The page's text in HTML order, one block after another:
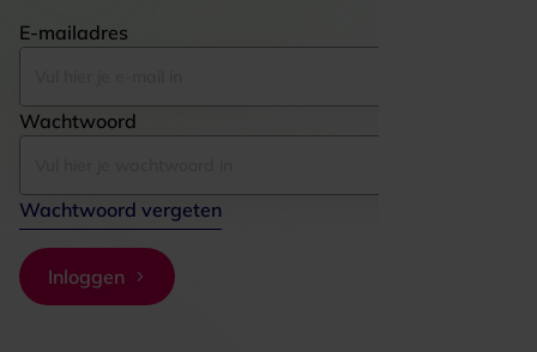
E-mailadres
Wachtwoord
Wachtwoord vergeten
Inloggen